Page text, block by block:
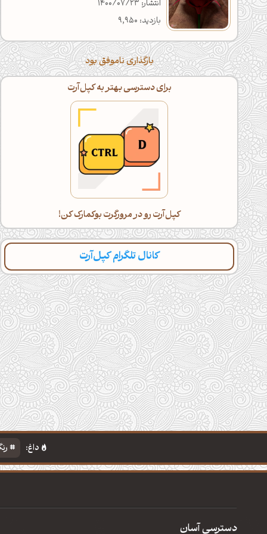
انتشار: 1400/07/23
بازدید: 9,950
بارگذاری ناموفق بود
برای دسترسی بهتر به کپل‌آرت
کپل‌آرت رو در مرورگرت بوکمارک کن!
کانال تلگرام کپل‌آرت
داغ:
دسترسی آسان